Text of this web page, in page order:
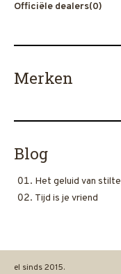
Officiële dealers(0)
Merken
Blog
Het geluid van stilte
Tijd is je vriend
sinds 2015.